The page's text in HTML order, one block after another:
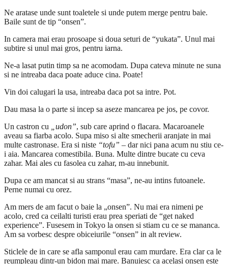
Ne aratase unde sunt toaletele si unde putem merge pentru baie.
Baile sunt de tip “onsen”.
In camera mai erau prosoape si doua seturi de “yukata”. Unul mai
subtire si unul mai gros, pentru iarna.
Ne-a lasat putin timp sa ne acomodam. Dupa cateva minute ne suna
si ne intreaba daca poate aduce cina. Poate!
Vin doi calugari la usa, intreaba daca pot sa intre. Pot.
Dau masa la o parte si incep sa aseze mancarea pe jos, pe covor.
Un castron cu
„udon”, sub care aprind o flacara. Macaroanele
aveau sa fiarba acolo. Supa miso si alte smecherii aranjate in mai
multe castronase. Era si niste “tofu” – dar nici pana acum nu stiu ce-
i aia. Mancarea comestibila. Buna. Multe dintre bucate cu ceva
zahar. Mai ales cu fasolea cu zahar, m-au innebunit.
Dupa ce am mancat si au strans “masa”, ne-au intins futoanele.
Perne numai cu orez.
Am mers de am facut o baie la „onsen”. Nu mai era nimeni pe
acolo, cred ca ceilalti turisti erau prea speriati de “get naked
experience”. Fusesem in Tokyo la onsen si stiam cu ce se mananca.
Am sa vorbesc despre obiceiurile “onsen” in alt review.
Sticlele de in care se afla samponul erau cam murdare. Era clar ca le
reumpleau dintr-un bidon mai mare. Banuiesc ca acelasi onsen este